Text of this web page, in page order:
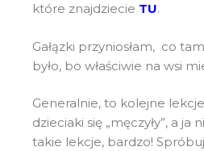
które znajdziecie TU.
Gałązki przyniosłam, co
było, bo właściwie na wsi
Generalnie, to kolejne
dzieciaki się „męczyły”, a ja
takie lekcje, bardzo!